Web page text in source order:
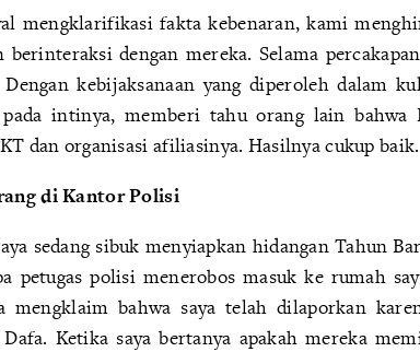
mengklarifikasi fakta kebenaran, kami
berinteraksi dengan mereka. Selama
kebijaksanaan yang diperoleh dalam
intinya, memberi tahu orang lain bahwa
dan organisasi afiliasinya. Hasilnya cukup baik.
di Kantor Polisi
sedang sibuk menyiapkan hidangan Tahun
petugas polisi menerobos masuk ke rumah
mengklaim bahwa saya telah dilaporkan
Ketika saya bertanya apakah mereka